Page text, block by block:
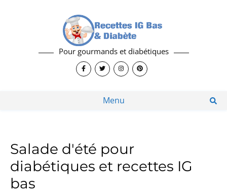
Pour gourmands et diabétiques
Menu
Salade d'été pour
diabétiques et recettes IG
bas